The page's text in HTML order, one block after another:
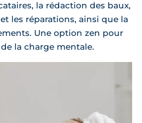
la rédaction des baux,
les réparations, ainsi que la
Une option zen pour
la charge mentale.